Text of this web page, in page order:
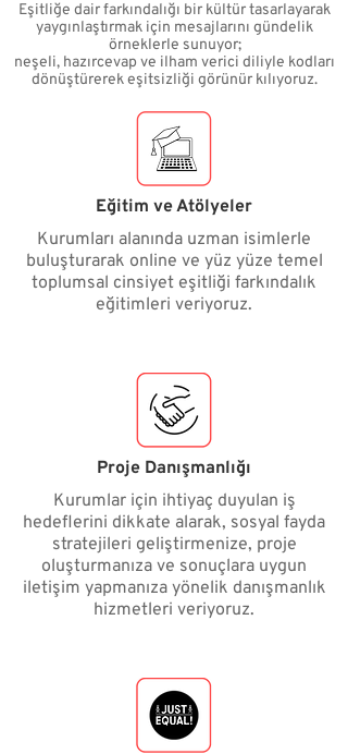
Eşitliğe dair farkındalığı bir kültür tasarlayarak
yaygınlaştırmak için mesajlarını gündelik
örneklerle sunuyor;
neşeli, hazırcevap ve ilham verici diliyle kodları
dönüştürerek eşitsizliği görünür kılıyoruz.
Eğitim ve Atölyeler
Kurumları alanında uzman isimlerle
buluşturarak online ve yüz yüze temel
toplumsal cinsiyet eşitliği farkındalık
eğitimleri veriyoruz.
Proje Danışmanlığı
Kurumlar için ihtiyaç duyulan iş
hedeflerini dikkate alarak, sosyal fayda
stratejileri geliştirmenize, proje
oluşturmanıza ve sonuçlara uygun
iletişim yapmanıza yönelik danışmanlık
hizmetleri veriyoruz.